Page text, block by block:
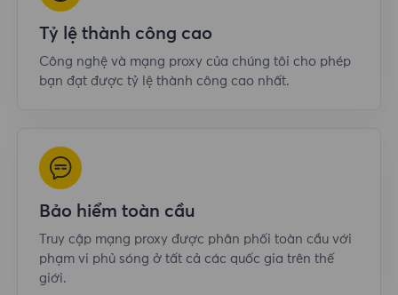
Tỷ lệ thành công cao
Công nghệ và mạng proxy của chúng tôi cho phép
bạn đạt được tỷ lệ thành công cao nhất.
Bảo hiểm toàn cầu
Truy cập mạng proxy được phân phối toàn cầu với
phạm vi phủ sóng ở tất cả các quốc gia trên thế
giới.